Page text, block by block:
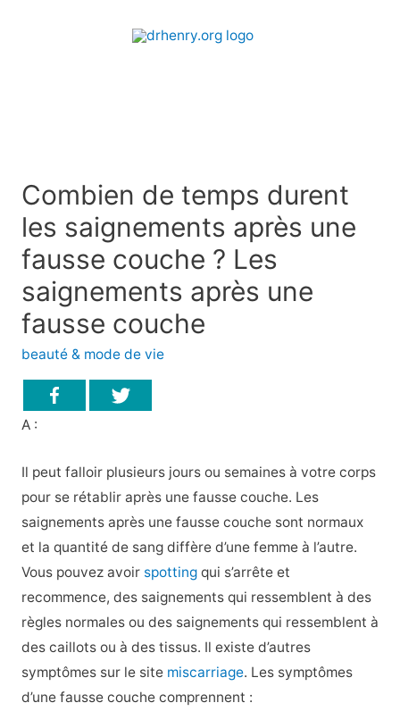
Combien de temps durent
les saignements après une
fausse couche ? Les
saignements après une
fausse couche
beauté & mode de vie
A :
Il peut falloir plusieurs jours ou semaines à votre corps
pour se rétablir après une fausse couche. Les
saignements après une fausse couche sont normaux
et la quantité de sang diffère d’une femme à l’autre.
Vous pouvez avoir spottingqui s’arrête et
recommence, des saignements qui ressemblent à des
règles normales ou des saignements qui ressemblent à
des caillots ou à des tissus. Il existe d’autres
symptômes sur le site miscarriage. Les symptômes
d’une fausse couche comprennent :